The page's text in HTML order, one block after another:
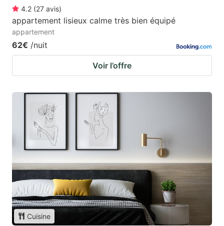
4.2 (27 avis)
appartement lisieux calme très bien équipé
appartement
62€ /nuit
Voir l’offre
Cuisine